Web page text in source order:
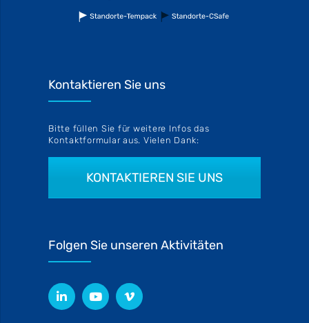
Kontaktieren Sie uns
Bitte füllen Sie für weitere Infos das
Kontaktformular aus. Vielen Dank:
KONTAKTIEREN SIE UNS
Folgen Sie unseren Aktivitäten